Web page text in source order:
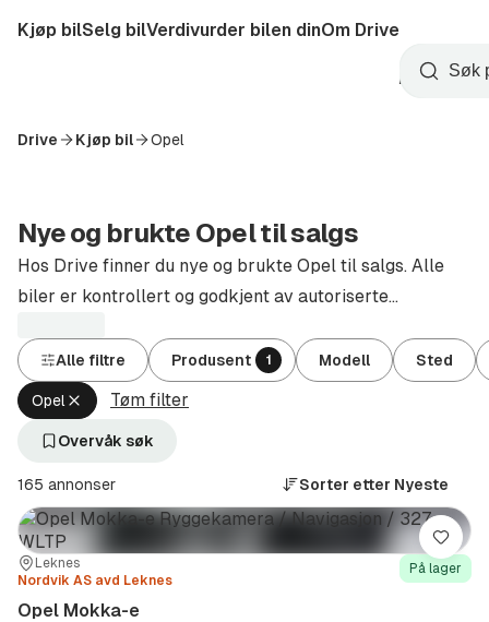
til
Startside
Kjøp bilSelg bilVerdivurder bilen dinOm Drive
Opprett
konto
Søk
Drive Kjøp bil Opel
Nye og brukte Opel til salgs
Hos Drive finner du nye og brukte Opel til salgs. Alle
biler er kontrollert og godkjent av autoriserte
Alle filtre Produsent 1 Modell Sted
Opel Fjern
aktivt
filter
(Produsent)
Tøm filter
Overvåk søk
165 annonser Sorter etter Nyeste
Sted:Leknes
Forhandler:
Nordvik AS avd Leknes
På lager
Opel Mokka-e
Lagre